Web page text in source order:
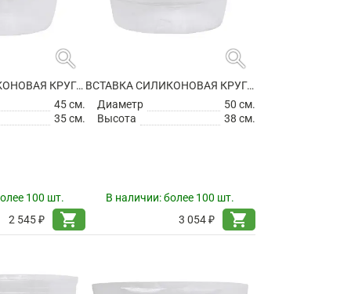
search
ВСТАВКА СИЛИКОНОВАЯ КРУГЛАЯ
45 см.
35 см.
100 шт.
2 545 ₽
shopping_cart
search
ВСТАВКА СИЛИКОНОВАЯ КРУГЛАЯ
Диаметр
50 см.
Высота
38 см.
В наличии:более 100 шт.
3 054 ₽
shopping_cart